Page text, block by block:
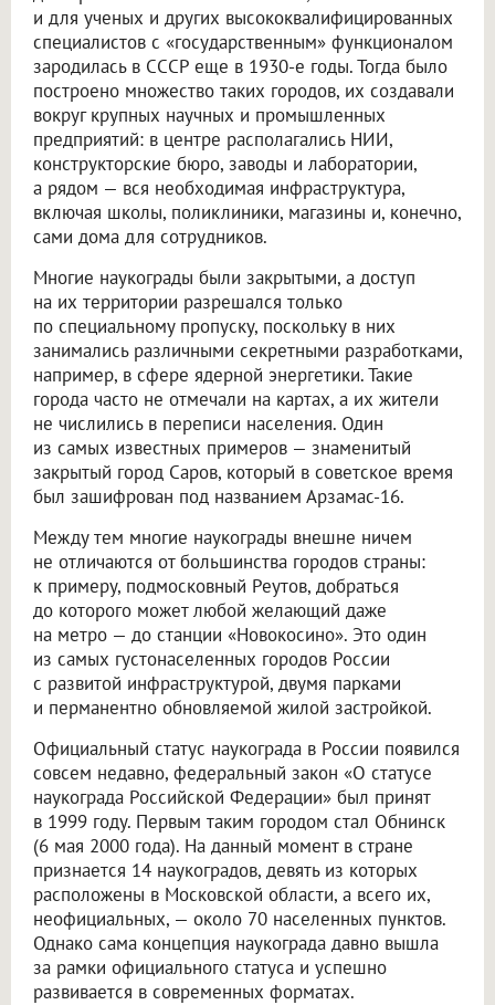
и для ученых и других высококвалифицированных
специалистов с «государственным» функционалом
зародилась в СССР еще в 1930-е годы. Тогда было
построено множество таких городов, их создавали
вокруг крупных научных и промышленных
предприятий: в центре располагались НИИ,
конструкторские бюро, заводы и лаборатории,
а рядом — вся необходимая инфраструктура,
включая школы, поликлиники, магазины и, конечно,
сами дома для сотрудников.
Многие наукограды были закрытыми, а доступ
на их территории разрешался только
по специальному пропуску, поскольку в них
занимались различными секретными разработками,
например, в сфере ядерной энергетики. Такие
города часто не отмечали на картах, а их жители
не числились в переписи населения. Один
из самых известных примеров — знаменитый
закрытый город Саров, который в советское время
был зашифрован под названием Арзамас-16.
Между тем многие наукограды внешне ничем
не отличаются от большинства городов страны:
к примеру, подмосковный Реутов, добраться
до которого может любой желающий даже
на метро — до станции «Новокосино». Это один
из самых густонаселенных городов России
с развитой инфраструктурой, двумя парками
и перманентно обновляемой жилой застройкой.
Официальный статус наукограда в России появился
совсем недавно, федеральный закон «О статусе
наукограда Российской Федерации» был принят
в 1999 году. Первым таким городом стал Обнинск
(6 мая 2000 года). На данный момент в стране
признается 14 наукоградов, девять из которых
расположены в Московской области, а всего их,
неофициальных, — около 70 населенных пунктов.
Однако сама концепция наукограда давно вышла
за рамки официального статуса и успешно
развивается в современных форматах.